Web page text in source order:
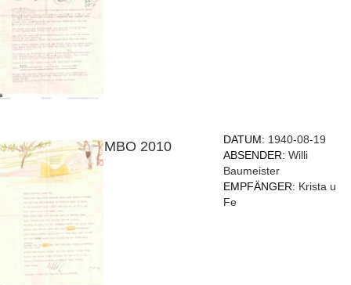
MBO 2010 DATUM: 1940-08-19
ABSENDER:Willi
Baumeister
EMPFÄNGER: Krista u
Fe